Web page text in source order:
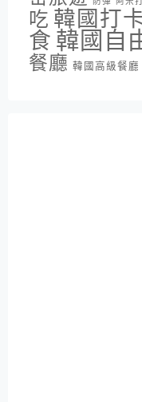
吃 韓國打
食 韓國自
餐廳 韓國高級餐廳